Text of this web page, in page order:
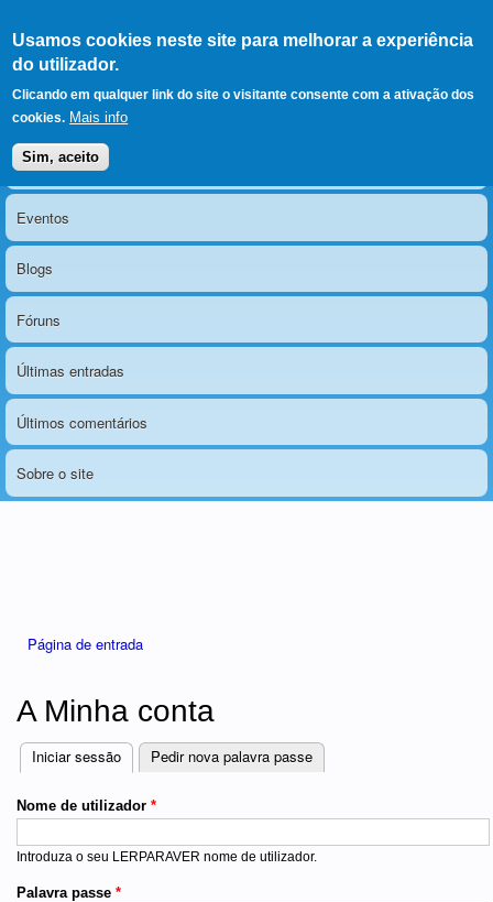
Usamos cookies neste site para melhorar a experiência
do utilizador.
Clicando em qualquer link do site o visitante consente com a ativação dos
cookies. Mais info
Sim, aceito
LERPARAVER , ir para a
página principal
O portal da visão diferente
Menu principal
Notícias
Eventos
Blogs
Fóruns
Últimas entradas
Últimos comentários
Sobre o site
Página de entrada
A Minha conta
Separadores
Iniciar sessão (separador ativo)
Pedir nova palavra passe
Nome de utilizador *
Introduza o seu LERPARAVER nome de utilizador.
Palavra passe *